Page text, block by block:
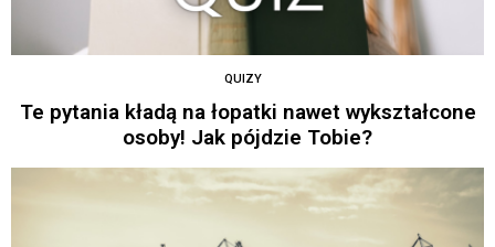
QUIZY
Te pytania kładą na łopatki nawet wykształcone
osoby! Jak pójdzie Tobie?